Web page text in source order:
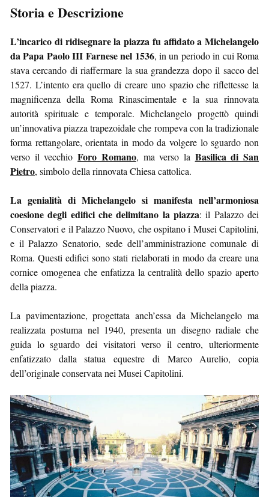
Storia e Descrizione
L’incarico di ridisegnare la piazza fu affidato a Michelangelo
da Papa Paolo III Farnese nel 1536, in un periodo in cui Roma
stava cercando di riaffermare la sua grandezza dopo il sacco del
1527. L’intento era quello di creare uno spazio che riflettesse la
magnificenza della Roma Rinascimentale e la sua rinnovata
autorità spirituale e temporale. Michelangelo progettò quindi
un’innovativa piazza trapezoidale che rompeva con la tradizionale
forma rettangolare, orientata in modo da volgere lo sguardo non
verso il vecchioForo Romano, ma verso la Basilica di San
Pietro, simbolo della rinnovata Chiesa cattolica.
La genialità di Michelangelo si manifesta nell’armoniosa
coesione degli edifici che delimitano la piazza: il Palazzo dei
Conservatori e il Palazzo Nuovo, che ospitano i Musei Capitolini,
e il Palazzo Senatorio, sede dell’amministrazione comunale di
Roma. Questi edifici sono stati rielaborati in modo da creare una
cornice omogenea che enfatizza la centralità dello spazio aperto
della piazza.
La pavimentazione, progettata anch’essa da Michelangelo ma
realizzata postuma nel 1940, presenta un disegno radiale che
guida lo sguardo dei visitatori verso il centro, ulteriormente
enfatizzato dalla statua equestre di Marco Aurelio, copia
dell’originale conservata nei Musei Capitolini.